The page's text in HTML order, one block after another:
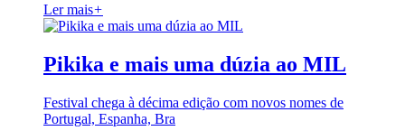
Ler mais+
Pikika e mais uma dúzia ao MIL
Festival chega à décima edição com novos nomes de
Portugal, Espanha, Bra